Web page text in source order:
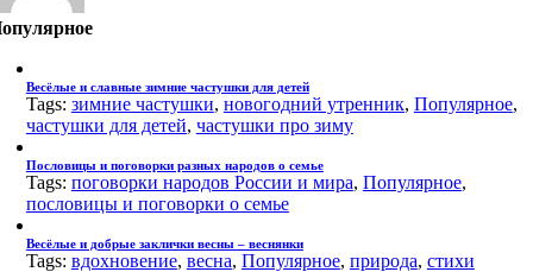
Весёлые и славные зимние частушки для детей
Tags: зимние частушки, новогодний утренник, Популярное,
частушки для детей, частушки про зиму
Пословицы и поговорки разных народов о семье
Tags: поговорки народов России и мира, Популярное,
пословицы и поговорки о семье
Весёлые и добрые заклички весны – веснянки
Tags: вдохновение, весна, Популярное, природа, стихи